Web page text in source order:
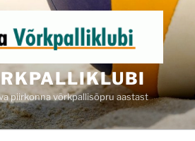
piirkonna võrkpallisõpru aastast